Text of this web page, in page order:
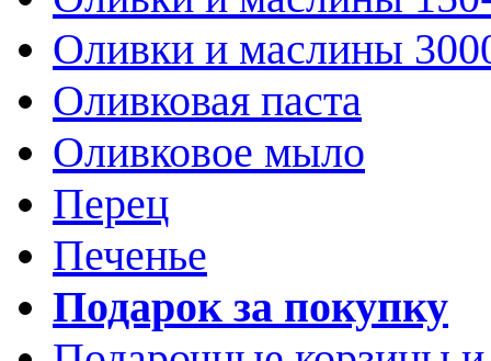
Оливки и маслины
Оливковая паста
Оливковое мыло
Перец
Печенье
Подарок за покупку